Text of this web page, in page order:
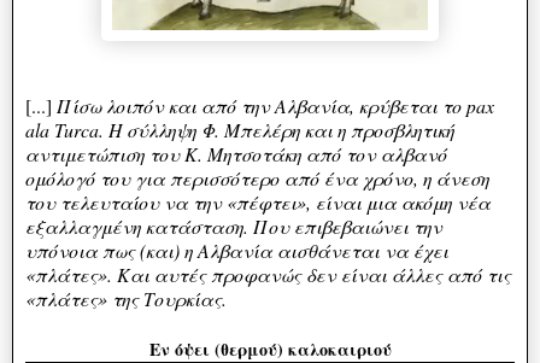
[...] Πίσω λοιπόν και από την Αλβανία, κρύβεται το pax
ala Turca. Η σύλληψη Φ. Μπελέρη και η προσβλητική
αντιμετώπιση του Κ. Μητσοτάκη από τον αλβανό
ομόλογό του για περισσότερο από ένα χρόνο, η άνεση
του τελευταίου να την «πέφτει», είναι μια ακόμη νέα
εξαλλαγμένη κατάσταση. Που επιβεβαιώνει την
υπόνοια πως (και) η Αλβανία αισθάνεται να έχει
«πλάτες». Και αυτές προφανώς δεν είναι άλλες από τις
«πλάτες» της Τουρκίας.
Εν όψει (θερμού) καλοκαιριού